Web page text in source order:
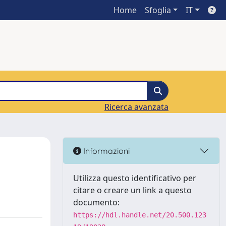
Home Sfoglia IT
Ricerca avanzata
Informazioni
Utilizza questo identificativo per
citare o creare un link a questo
documento:
https://hdl.handle.net/20.500.123